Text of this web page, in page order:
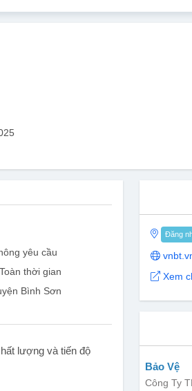
yêu cầu
Toàn thời gian
Bình Sơn
lượng và tiến độ
Đăng
Xem
Bảo Vệ
Công Ty